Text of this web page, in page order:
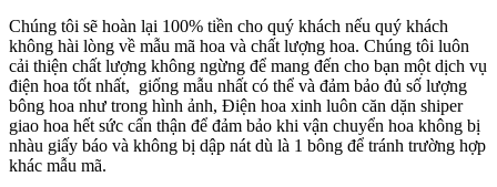
Chúng tôi sẽ hoàn lại 100% tiền cho quý khách nếu quý khách
không hài lòng về mẫu mã hoa và chất lượng hoa. Chúng tôi luôn
cải thiện chất lượng không ngừng để mang đến cho bạn một dịch vụ
điện hoa tốt nhất, giống mẫu nhất có thể và đảm bảo đủ số lượng
bông hoa như trong hình ảnh, Điện hoa xinh luôn căn dặn shiper
giao hoa hết sức cẩn thận để đảm bảo khi vận chuyển hoa không bị
nhàu giấy báo và không bị dập nát dù là 1 bông để tránh trường hợp
khác mẫu mã.